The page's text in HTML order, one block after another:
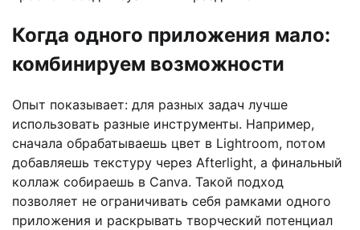
Когда одного приложения мало:
комбинируем возможности
Опыт показывает: для разных задач лучше
использовать разные инструменты. Например,
сначала обрабатываешь цвет в Lightroom, потом
добавляешь текстуру через Afterlight, а финальный
коллаж собираешь в Canva. Такой подход
позволяет не ограничивать себя рамками одного
приложения и раскрывать творческий потенциал